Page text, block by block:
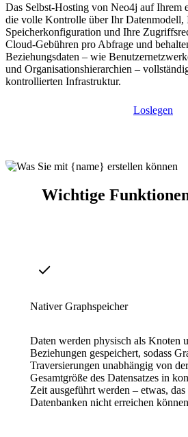
Das Selbst-Hosting von Neo4j auf Ihrem
die volle Kontrolle über Ihr Datenmodell,
Speicherkonfiguration und Ihre
Cloud-Gebühren pro Abfrage und
Beziehungsdaten – wie
und Organisationshierarchien –
kontrollierten Infrastruktur.
Loslegen
Wichtige
Nativer Graphspeicher
Daten werden physisch als Knoten
Beziehungen gespeichert, sodass
Traversierungen unabhängig von der
Gesamtgröße des Datensatzes in
Zeit ausgeführt werden – etwas,
Datenbanken nicht erreichen